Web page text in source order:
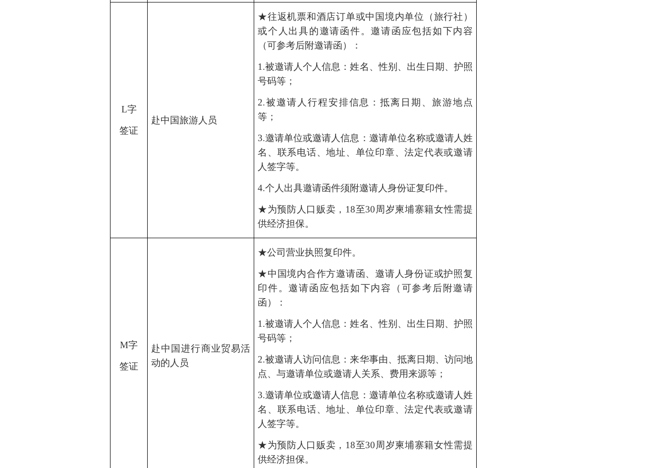
L字
签证
赴中国旅游人员
★往返机票和酒店订单或中国境内单位（旅行社）
或个人出具的邀请函件。邀请函应包括如下内容
（可参考后附邀请函）：
1.被邀请人个人信息：姓名、性别、出生日期、护照
号码等；
2.被邀请人行程安排信息：抵离日期、旅游地点
等；
3.邀请单位或邀请人信息：邀请单位名称或邀请人姓
名、联系电话、地址、单位印章、法定代表或邀请
人签字等。
4.个人出具邀请函件须附邀请人身份证复印件。
★为预防人口贩卖，18至30周岁柬埔寨籍女性需提
供经济担保。
M字
签证
赴中国进行商业贸易活
动的人员
★公司营业执照复印件。
★中国境内合作方邀请函、邀请人身份证或护照复
印件。邀请函应包括如下内容（可参考后附邀请
函）：
1.被邀请人个人信息：姓名、性别、出生日期、护照
号码等；
2.被邀请人访问信息：来华事由、抵离日期、访问地
点、与邀请单位或邀请人关系、费用来源等；
3.邀请单位或邀请人信息：邀请单位名称或邀请人姓
名、联系电话、地址、单位印章、法定代表或邀请
人签字等。
★为预防人口贩卖，18至30周岁柬埔寨籍女性需提
供经济担保。